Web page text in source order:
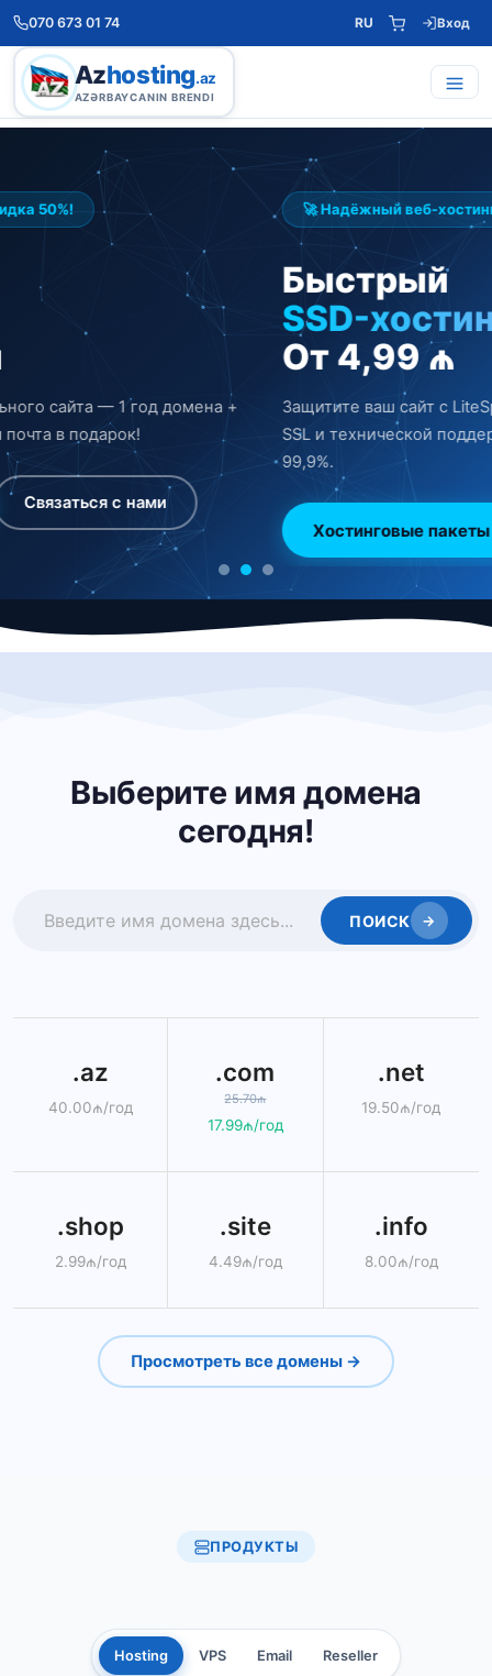
070 673 01 74 RU Вход
Azhosting.az
AZƏRBAYCANIN BRENDI
🚀 Надёжный веб-хостинг
Быстрый
SSD-хостинг
Защитите ваш сайт с LiteSpeed, NVMe SSD, бесплатным
SSL и технической поддержкой 24/7. Гарантия аптайма
99,9%.
Хостинговые пакеты Проверить домен
Выберите имя домена
сегодня!
ПОИСК →
.az
40.00₼/год
.com
25.70₼
17.99₼/год
.net
19.50₼/год
.shop
2.99₼/год
.site
4.49₼/год
.info
8.00₼/год
Просмотреть все домены →
ПРОДУКТЫ
Hosting VPS Email Reseller